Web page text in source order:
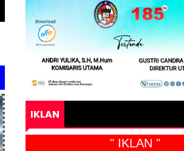
IKLAN
" IKLAN "